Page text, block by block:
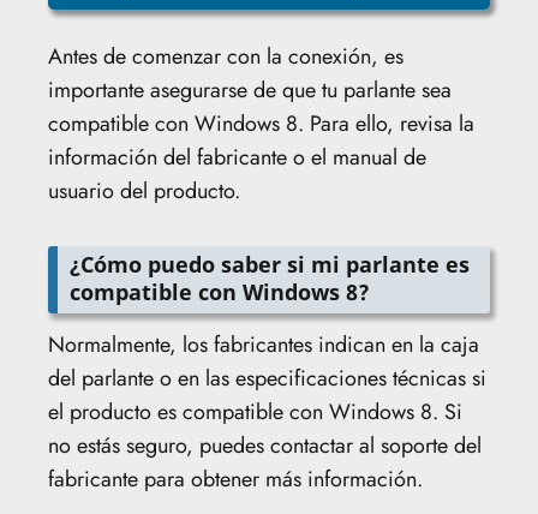
Antes de comenzar con la conexión, es
importante asegurarse de que tu parlante sea
compatible con Windows 8. Para ello, revisa la
información del fabricante o el manual de
usuario del producto.
¿Cómo puedo saber si mi parlante es
compatible con Windows 8?
Normalmente, los fabricantes indican en la caja
del parlante o en las especificaciones técnicas si
el producto es compatible con Windows 8. Si
no estás seguro, puedes contactar al soporte del
fabricante para obtener más información.